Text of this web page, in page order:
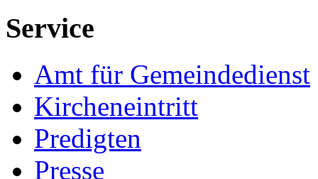
Service
Amt für Gemeindedienst
Kircheneintritt
Predigten
Presse